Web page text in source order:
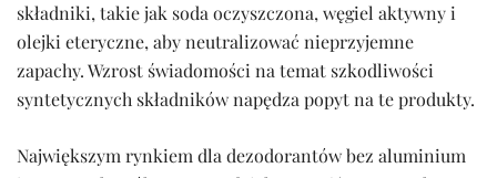
składniki, takie jak soda oczyszczona, węgiel aktywny i
olejki eteryczne, aby neutralizować nieprzyjemne
zapachy. Wzrost świadomości na temat szkodliwości
syntetycznych składników napędza popyt na te produkty.
Największym rynkiem dla dezodorantów bez aluminium